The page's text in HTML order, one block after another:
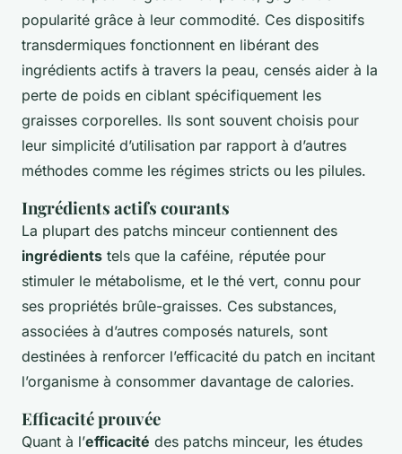
popularité grâce à leur commodité. Ces dispositifs
transdermiques fonctionnent en libérant des
ingrédients actifs à travers la peau, censés aider à la
perte de poids en ciblant spécifiquement les
graisses corporelles. Ils sont souvent choisis pour
leur simplicité d’utilisation par rapport à d’autres
méthodes comme les régimes stricts ou les pilules.
Ingrédients actifs courants
La plupart des patchs minceur contiennent des
ingrédients tels que la caféine, réputée pour
stimuler le métabolisme, et le thé vert, connu pour
ses propriétés brûle-graisses. Ces substances,
associées à d’autres composés naturels, sont
destinées à renforcer l’efficacité du patch en incitant
l’organisme à consommer davantage de calories.
Efficacité prouvée
Quant à l’efficacité des patchs minceur, les études